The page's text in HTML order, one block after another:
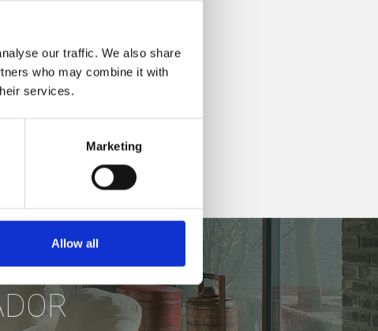
our traffic. We also share
who may combine it with
services.
Marketing
Allow all